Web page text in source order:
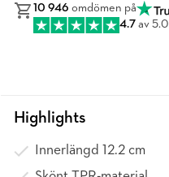
10 946 omdömen på
4.7 av 5.0
Highlights
Innerlängd 12.2 cm